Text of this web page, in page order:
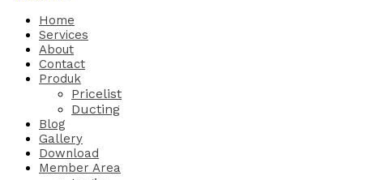
Home
Services
About
Contact
Produk
Pricelist
Ducting
Blog
Gallery
Download
Member Area